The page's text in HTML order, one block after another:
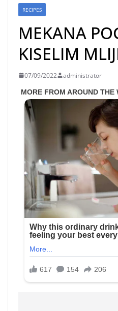
RECIPES
MEKANA
KISELIM
07/09/2022 administrator